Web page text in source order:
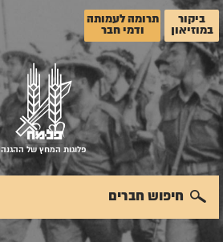
ביקור
במוזיאון
תרומה לעמותה
ודמי חבר
פלוגות המחץ של ההגנה
חיפוש חברים